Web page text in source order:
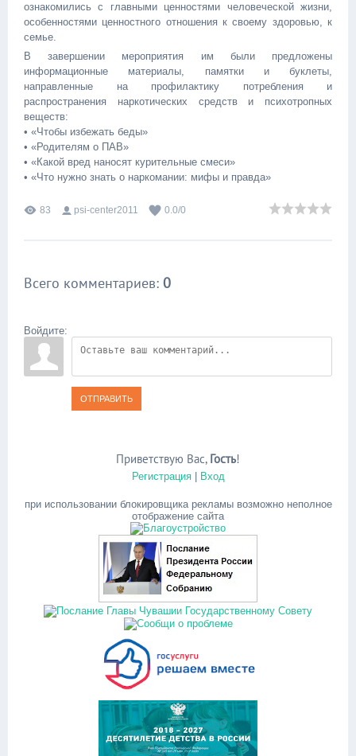
ознакомились с главными ценностями человеческой жизни,
особенностями ценностного отношения к своему здоровью, к
семье.
В завершении мероприятия им были предложены
информационные материалы, памятки и буклеты,
направленные на профилактику потребления и
распространения наркотических средств и психотропных
веществ:
• «Чтобы избежать беды»
• «Родителям о ПАВ»
• «Какой вред наносят курительные смеси»
• «Что нужно знать о наркомании: мифы и правда»
83 psi-center2011 0.0/0
Всего комментариев: 0
Войдите:
ОТПРАВИТЬ
Приветствую Вас, Гость!
Регистрация| Вход
при использовании блокировщика рекламы возможно неполное
отображение сайта